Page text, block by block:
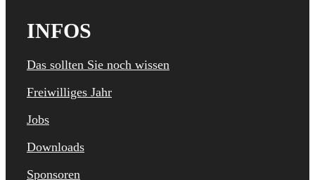
INFOS
Das sollten Sie noch wissen
Freiwilliges Jahr
Jobs
Downloads
Sponsoren